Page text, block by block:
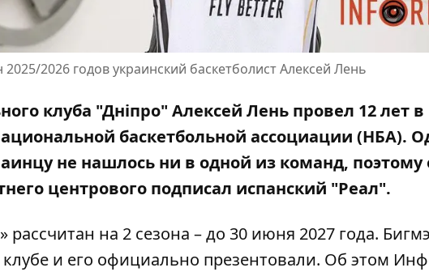
2025/2026 годов украинский баскетболист Алексей Лень
клуба "Дніпро" Алексей Лень провел 12 лет в
баскетбольной ассоциации (НБА).
не нашлось ни в одной из команд,
центрового подписал испанский "Реал".
рассчитан на 2 сезона – до 30 июня 2027 года.
и его официально презентовали. Об этом